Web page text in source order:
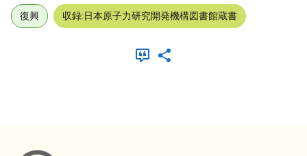
復興 収録:日本原子力研究開発機構図書館蔵書